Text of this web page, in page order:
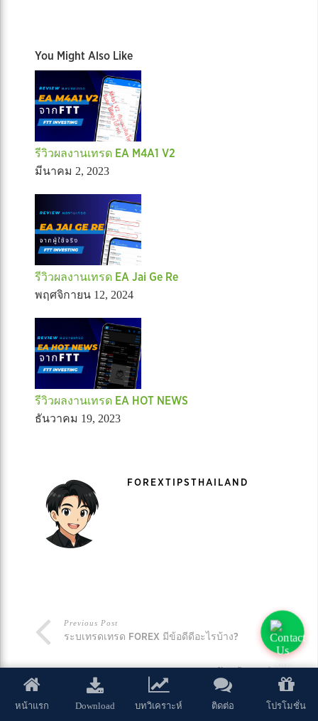
You Might Also Like
รีวิวผลงานเทรด EA M4A1 V2
มีนาคม 2, 2023
รีวิวผลงานเทรด EA Jai Ge Re
พฤศจิกายน 12, 2024
รีวิวผลงานเทรด EA HOT NEWS
ธันวาคม 19, 2023
FOREXTIPSTHAILAND
Previous Post
ระบเทรดเทรด FOREX มีข้อดีดีอะไรบ้าง?
Next Post
FREE MARGIN คืออะไร
หน้าแรก Download บทวิเคราะห์ ติดต่อ โปรโมชั่น